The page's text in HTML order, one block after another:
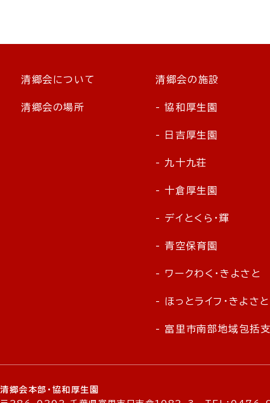
清郷会について
清郷会の場所
清郷会の施設
- 協和厚生園
- 日吉厚生園
- 九十九荘
- 十倉厚生園
- デイとくら・輝
- 青空保育園
- ワークわく・きよさと
- ほっとライフ・きよさと
- 富里市南部地域包括
清郷会本部・協和厚生園